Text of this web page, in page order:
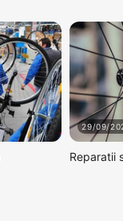
29/09/
Reparatii